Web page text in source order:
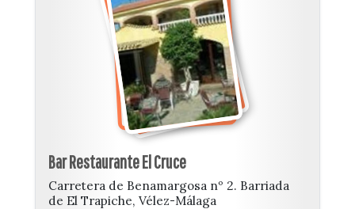
Bar Restaurante El Cruce
Carretera de Benamargosa nº 2. Barriada
de El Trapiche, Vélez-Málaga